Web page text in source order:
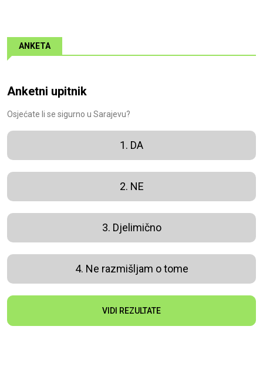
ANKETA
Anketni upitnik
Osjećate li se sigurno u Sarajevu?
1. DA
2. NE
3. Djelimično
4. Ne razmišljam o tome
VIDI REZULTATE